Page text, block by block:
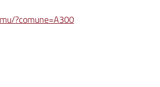
?comune=A300